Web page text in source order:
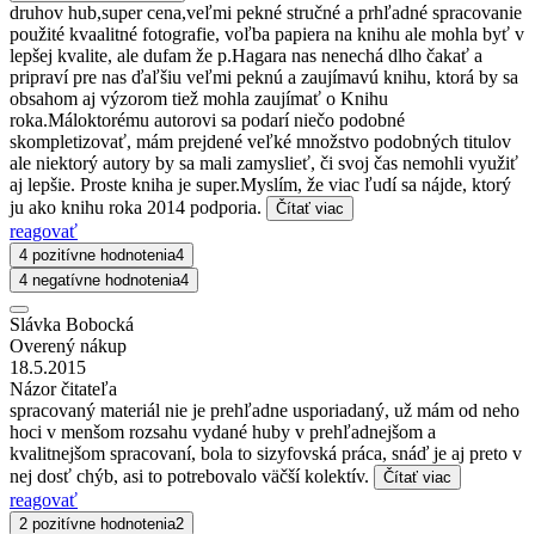
druhov hub,super cena,veľmi pekné stručné a prhľadné spracovanie
použité kvaalitné fotografie, voľba papiera na knihu ale mohla byť v
lepšej kvalite, ale dufam že p.Hagara nas nenechá dlho čakať a
pripraví pre nas ďaľšiu veľmi peknú a zaujímavú knihu, ktorá by sa
obsahom aj výzorom tiež mohla zaujímať o Knihu
roka.Máloktorému autorovi sa podarí niečo podobné
skompletizovať, mám prejdené veľké množstvo podobných titulov
ale niektorý autory by sa mali zamyslieť, či svoj čas nemohli využiť
aj lepšie. Proste kniha je super.Myslím, že viac ľudí sa nájde, ktorý
ju ako knihu roka 2014 podporia.
Čítať viac
reagovať
4 pozitívne hodnotenia4
4 negatívne hodnotenia4
Slávka Bobocká
Overený nákup
18.5.2015
Názor čitateľa
spracovaný materiál nie je prehľadne usporiadaný, už mám od neho
hoci v menšom rozsahu vydané huby v prehľadnejšom a
kvalitnejšom spracovaní, bola to sizyfovská práca, snáď je aj preto v
nej dosť chýb, asi to potrebovalo väčší kolektív.
Čítať viac
reagovať
2 pozitívne hodnotenia2